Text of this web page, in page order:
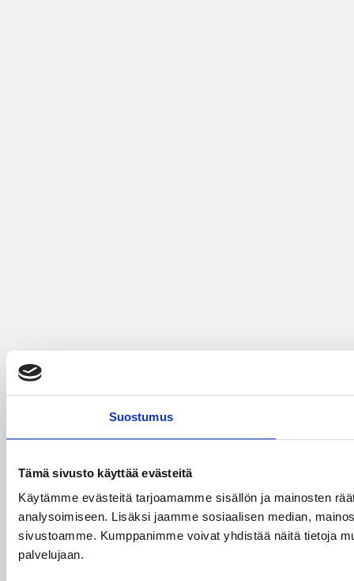
Suostumus
Tämä sivusto käyttää evästeitä
Käytämme evästeitä tarjoamamme sisällön ja mainosten
analysoimiseen. Lisäksi jaamme sosiaalisen median,
sivustoamme. Kumppanimme voivat yhdistää näitä tietoja
palvelujaan.